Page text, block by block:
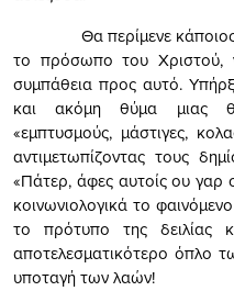
Θα περίμενε κάποιος
το πρόσωπο του Χριστού,
συμπάθεια προς αυτό.
και ακόμη θύμα μιας
«εμπτυσμούς, μάστιγες,
αντιμετωπίζοντας τους
«Πάτερ, άφες αυτοίς ου γαρ
κοινωνιολογικά το
το πρότυπο της δειλίας
αποτελεσματικότερο όπλο
υποταγή των λαών!